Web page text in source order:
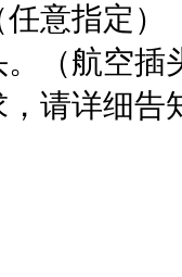
意指定）
（航空插
请详细告